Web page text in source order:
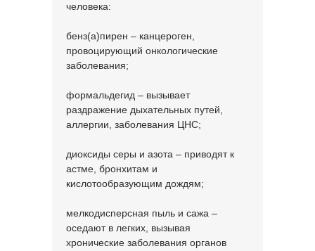
человека:
бенз(а)пирен – канцероген,
провоцирующий онкологические
заболевания;
формальдегид – вызывает
раздражение дыхательных путей,
аллергии, заболевания ЦНС;
диоксиды серы и азота – приводят к
астме, бронхитам и
кислотообразующим дождям;
мелкодисперсная пыль и сажа –
оседают в легких, вызывая
хронические заболевания органов